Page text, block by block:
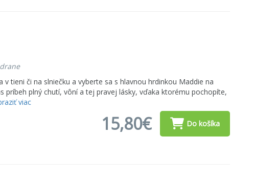
tieni či na slniečku a vyberte sa s hlavnou hrdinkou Maddie na
príbeh plný chutí, vôní a tej pravej lásky, vďaka ktorému pochopíte,
viac
15,80€ Do košíka